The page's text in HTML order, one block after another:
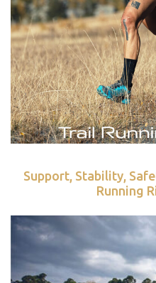
Support, Stability,
Running